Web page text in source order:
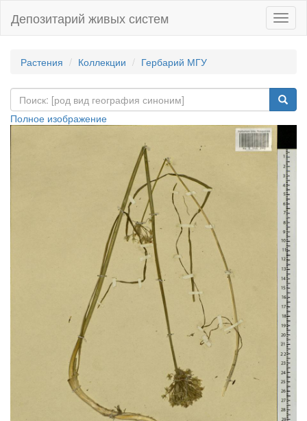
Депозитарий живых систем
Растения Коллекции Гербарий МГУ
Полное изображение